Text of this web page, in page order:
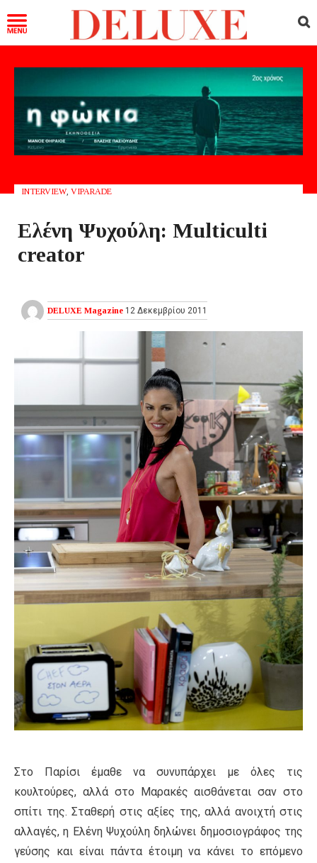
INTERVIEW, VIPARADE
Ελένη Ψυχούλη: Multiculti
creator
DELUXE Magazine 12 Δεκεμβρίου 2011
Στο Παρίσι έμαθε να συνυπάρχει με όλες τις
κουλτούρες, αλλά στο Μαρακές αισθάνεται σαν στο
σπίτι της. Σταθερή στις αξίες της, αλλά ανοιχτή στις
αλλαγές, η Ελένη Ψυχούλη δηλώνει δημοσιογράφος της
γεύσης και είναι πάντα έτοιμη να κάνει το επόμενο